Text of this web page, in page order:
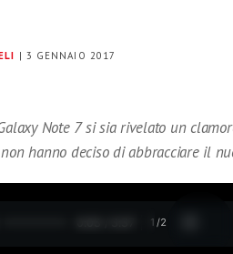
| 3 GENNAIO 2017
Note 7 si sia rivelato un
hanno deciso di abbracciare il
1 /2